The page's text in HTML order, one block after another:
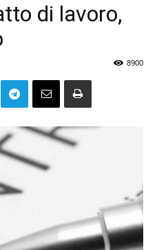
di lavoro,
8900